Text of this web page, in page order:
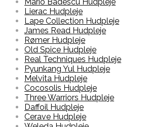
Lierac Hudpleje
Lape Collection Hudpleje
James Read Hudpleje
Rømer Hudpleje
Old Spice Hudpleje
Real Techniques Hudpleje
Pyunkang Yul Hudpleje
Melvita Hudpleje
Cocosolis Hudpleje
Three Warriors Hudpleje
Daffoil Hudpleje
Cerave Hudpleje